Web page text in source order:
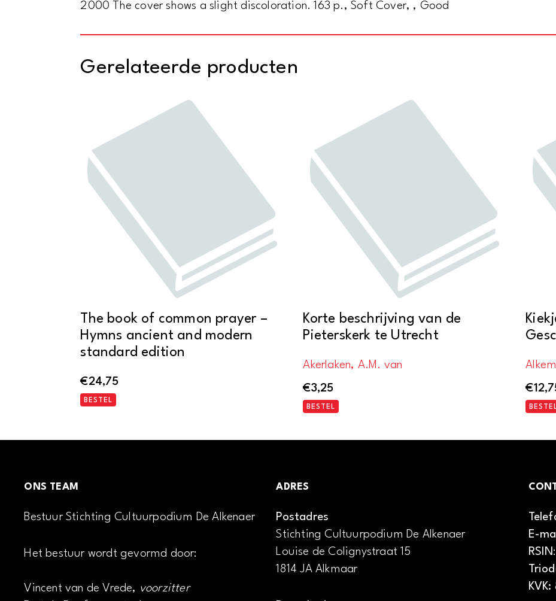
2000 The cover shows a slight discoloration. 163 p., Soft Cover, , Good
Gerelateerde producten
The book of common prayer –
Hymns ancient and modern
standard edition
€24,75
BESTEL
Korte beschrijving van de
Pieterskerk te Utrecht
Akerlaken, A.M. van
€3,25
BESTEL
€
ONS TEAM
Bestuur Stichting Cultuurpodium De Alkenaer
Het bestuur wordt gevormd door:
Vincent van de Vrede, voorzitter
ADRES
Postadres
Stichting Cultuurpodium De Alkenaer
Louise de Colignystraat 15
1814 JA Alkmaar
E-
RSIN
KVK: